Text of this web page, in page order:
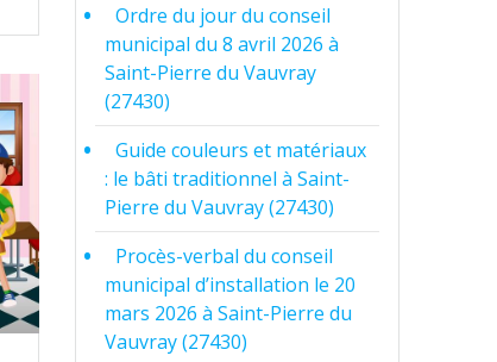
Ordre du jour du conseil
municipal du 8 avril 2026 à
Saint-Pierre du Vauvray
(27430)
Guide couleurs et matériaux
: le bâti traditionnel à Saint-
Pierre du Vauvray (27430)
Procès-verbal du conseil
municipal d’installation le 20
mars 2026 à Saint-Pierre du
Vauvray (27430)